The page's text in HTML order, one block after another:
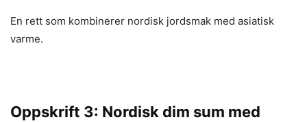
En rett som kombinerer nordisk jordsmak med asiatisk
varme.
Oppskrift 3: Nordisk dim sum med